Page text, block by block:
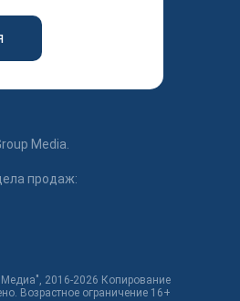
Media.
продаж:
2016-2026 Копирование
Возрастное ограничение 16+